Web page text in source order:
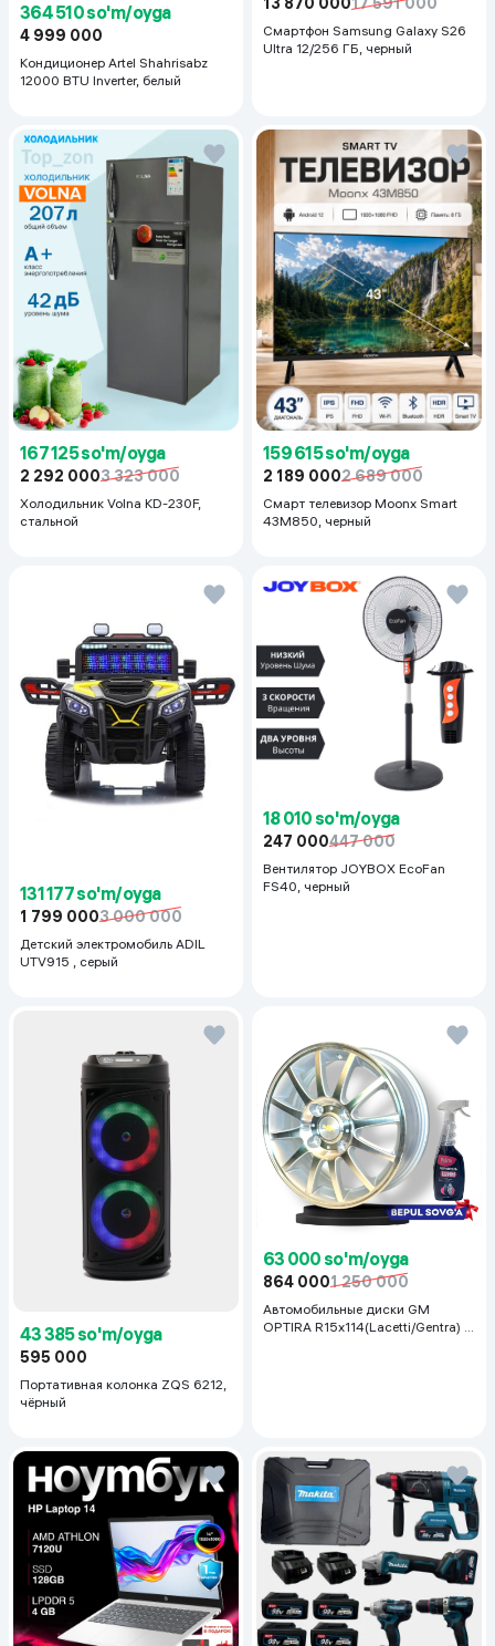
364 510 so'm/oyga
4 999 000
Кондиционер Artel Shahrisabz
12000 BTU Inverter, белый
Смартфон Samsung Galaxy S26
Ultra 12/256 ГБ, черный
167 125 so'm/oyga
2 292 0003 323 000
Холодильник Volna KD-230F,
стальной
159 615 so'm/oyga
2 189 0002 689 000
Смарт телевизор Moonx Smart
43M850, черный
131 177 so'm/oyga
1 799 0003 000 000
Детский электромобиль ADIL
UTV915 , серый
18 010 so'm/oyga
247 000447 000
Вентилятор JOYBOX EcoFan
FS40, черный
43 385 so'm/oyga
595 000
Портативная колонка ZQS 6212,
чёрный
63 000 so'm/oyga
864 0001 250 000
Автомобильные диски GM
OPTIRA R15x114(Lacetti/Gentra) 1